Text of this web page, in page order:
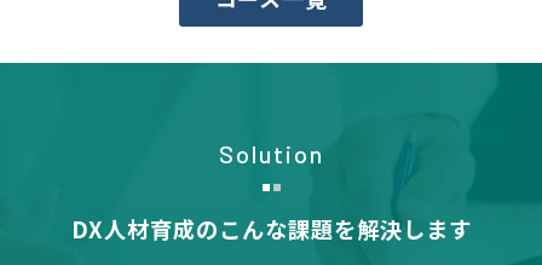
Solution
DX人材育成のこんな課題を解決します